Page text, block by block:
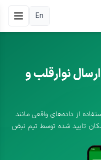
En
نوارقلب و
از داده‌های واقعی مانند
تایید شده توسط تیم نبض